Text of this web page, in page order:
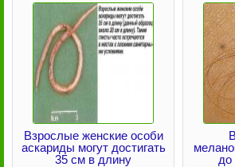
Взрослые женские особи
аскариды могут достигать
35 см в длину
до